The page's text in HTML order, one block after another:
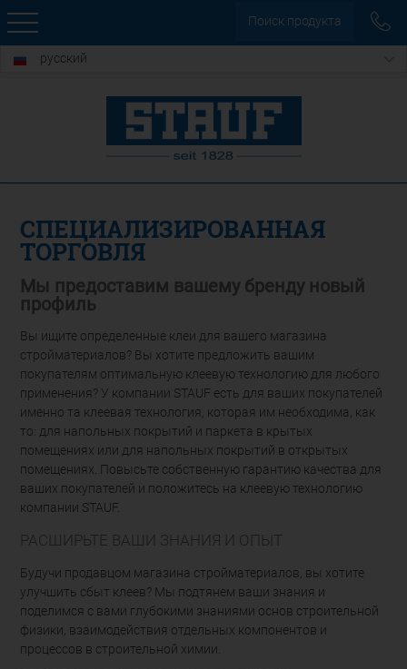
Поиск продукта
русский
СПЕЦИАЛИЗИРОВАННАЯ
ТОРГОВЛЯ
Мы предоставим вашему бренду новый
профиль
Вы ищите определенные клеи для вашего магазина
стройматериалов? Вы хотите предложить вашим
покупателям оптимальную клеевую технологию для любого
применения? У компании STAUF есть для ваших покупателей
именно та клеевая технология, которая им необходима, как
то: для напольных покрытий и паркета в крытых
помещениях или для напольных покрытий в открытых
помещениях. Повысьте собственную гарантию качества для
ваших покупателей и положитесь на клеевую технологию
компании STAUF.
РАСШИРЬТЕ ВАШИ ЗНАНИЯ И ОПЫТ
Будучи продавцом магазина стройматериалов, вы хотите
улучшить сбыт клеев? Мы подтянем ваши знания и
поделимся с вами глубокими знаниями основ строительной
физики, взаимодействия отдельных компонентов и
процессов в строительной химии.